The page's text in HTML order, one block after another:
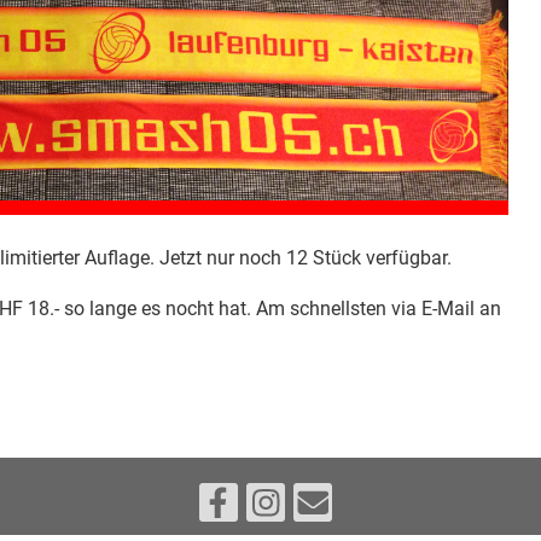
Auflage. Jetzt nur noch 12 Stück verfügbar.
18.- so lange es nocht hat. Am schnellsten via E-Mail an